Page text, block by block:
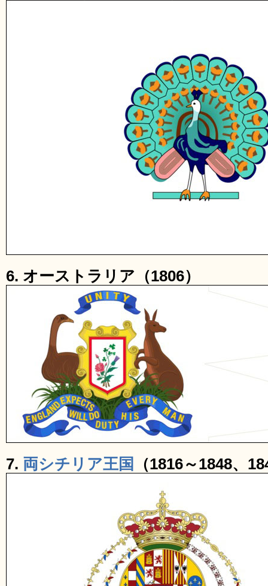
6. オーストラリア（1806）
7. 両シチリア王国 （1816～1848、